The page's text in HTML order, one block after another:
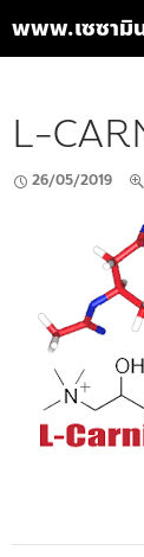
www.เซซามิ
เนื้อหา
L-
26/05/2019